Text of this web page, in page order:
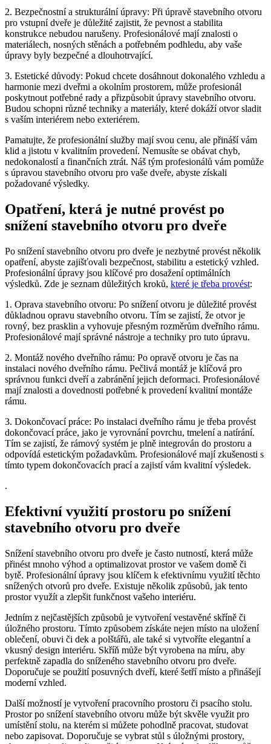
2. Bezpečnostní a strukturální úpravy: Při úpravě stavebního otvoru
pro vstupní dveře je důležité zajistit, že pevnost a stabilita
konstrukce nebudou narušeny. Profesionálové mají znalosti o
materiálech, nosných stěnách a potřebném podhledu, aby vaše
úpravy byly bezpečné a dlouhotrvající.
3. Estetické důvody: Pokud chcete dosáhnout dokonalého vzhledu a
harmonie mezi dveřmi a okolním prostorem, může profesionál
poskytnout potřebné rady a přizpůsobit úpravy stavebního otvoru.
Budou schopni různé techniky a materiály, které dokáží otvor sladit
s vaším interiérem nebo exteriérem.
Pamatujte, že profesionální služby mají svou cenu, ale přináší vám
klid a jistotu v kvalitním provedení. Nemusíte se obávat chyb,
nedokonalostí a finančních ztrát. Náš tým profesionálů vám pomůže
s úpravou stavebního otvoru pro vaše dveře, abyste získali
požadované výsledky.
Opatření, která je nutné provést po
snížení stavebního otvoru pro dveře
Po snížení stavebního otvoru pro dveře je nezbytné provést několik
opatření, abyste zajišťovali bezpečnost, stabilitu a estetický vzhled.
Profesionální úpravy jsou klíčové pro dosažení optimálních
výsledků. Zde je seznam důležitých kroků, které je třeba provést:
1. Oprava stavebního otvoru: Po snížení otvoru je důležité provést
důkladnou opravu stavebního otvoru. Tím se zajistí, že otvor je
rovný, bez prasklin a vyhovuje přesným rozměrům dveřního rámu.
Profesionálové mají správné nástroje a techniky pro tuto úpravu.
2. Montáž nového dveřního rámu: Po opravě otvoru je čas na
instalaci nového dveřního rámu. Pečlivá montáž je klíčová pro
správnou funkci dveří a zabránění jejich deformaci. Profesionálové
mají znalosti a dovednosti potřebné k provedení kvalitní montáže
rámu.
3. Dokončovací práce: Po instalaci dveřního rámu je třeba provést
dokončovací práce, jako je vyrovnání povrchu, tmelení a natírání.
Tím se zajistí, že rámový systém je plně integrován do prostoru a
odpovídá estetickým požadavkům. Profesionálové mají zkušenosti s
tímto typem dokončovacích prací a zajistí vám kvalitní výsledek.
.
Efektivní využití prostoru po snížení
stavebního otvoru pro dveře
Snížení stavebního otvoru pro dveře je často nutností, která může
přinést mnoho výhod a optimalizovat prostor ve vašem domě či
bytě. Profesionální úpravy jsou klíčem k efektivnímu využití těchto
snížených otvorů pro dveře. Existuje několik způsobů, jak tento
prostor využít a zlepšit funkčnost vašeho interiéru.
Jedním z nejčastějších způsobů je vytvoření vestavěné skříně či
úložného prostoru. Tímto způsobem získáte nejen místo na uložení
oblečení, obuvi či dek a polštářů, ale také si vytvoříte elegantní a
vkusný design interiéru. Skříň může být vyrobena na míru, aby
perfektně zapadla do sníženého stavebního otvoru pro dveře.
Doporučuje se použití posuvných dveří, které šetří místo a přinášejí
moderní vzhled.
Další možností je vytvoření pracovního prostoru či psacího stolu.
Prostor po snížení stavebního otvoru může být skvěle využit pro
umístění stolu, na kterém si můžete pohodlně pracovat, studovat
nebo zapisovat. Doporučuje se vybrat stůl s úložnými prostory,